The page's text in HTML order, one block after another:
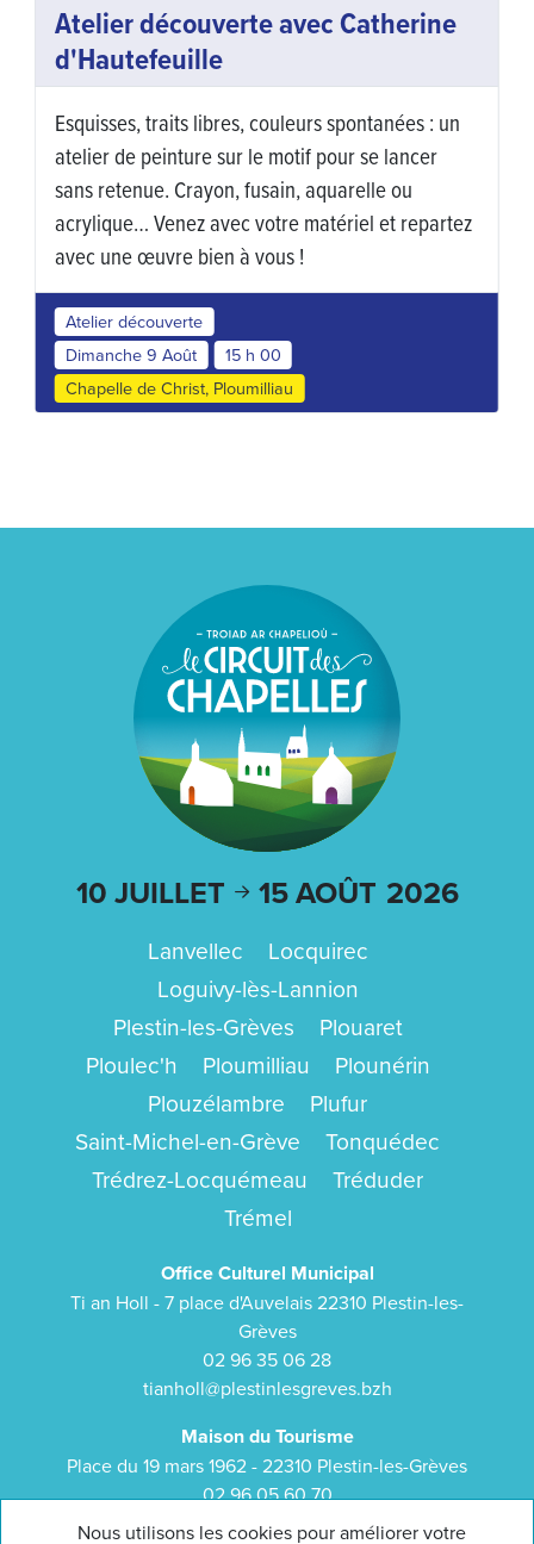
Nous utilisons les cookies pour améliorer votre
Atelier découverte avec Catherine
d'Hautefeuille
Esquisses, traits libres, couleurs spontanées : un
atelier de peinture sur le motif pour se lancer
sans retenue. Crayon, fusain, aquarelle ou
acrylique… Venez avec votre matériel et repartez
avec une œuvre bien à vous !
Atelier découverte
Dimanche 9 Août
15 h 00
Chapelle de Christ, Ploumilliau
10 JUILLET 15 AOÛT 2026
Lanvellec
Locquirec
Loguivy-lès-Lannion
Plestin-les-Grèves
Plouaret
Ploulec'h
Ploumilliau
Plounérin
Plouzélambre
Plufur
Saint-Michel-en-Grève
Tonquédec
Trédrez-Locquémeau
Tréduder
Trémel
Office Culturel Municipal
Ti an Holl - 7 place d'Auvelais 22310 Plestin-les-
Grèves
02 96 35 06 28
tianholl@plestinlesgreves.bzh
Maison du Tourisme
Place du 19 mars 1962 - 22310 Plestin-les-Grèves
02 96 05 60 70
bretagne-cotedegranitrose.com